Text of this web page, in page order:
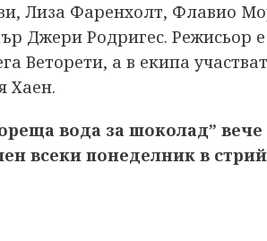
Лиза Фаренхолт, Флавио
Джери Родригес. Режисьор
Веторети, а в екипа
Хаен.
вода за шоколад”
всеки понеделник в